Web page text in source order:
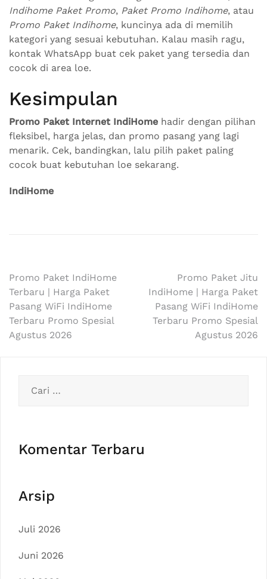
Indihome Paket Promo, Paket Promo Indihome, atau
Promo Paket Indihome, kuncinya ada di memilih
kategori yang sesuai kebutuhan. Kalau masih ragu,
kontak WhatsApp buat cek paket yang tersedia dan
cocok di area loe.
Kesimpulan
Promo Paket Internet IndiHome hadir dengan pilihan
fleksibel, harga jelas, dan promo pasang yang lagi
menarik. Cek, bandingkan, lalu pilih paket paling
cocok buat kebutuhan loe sekarang.
IndiHome
Navigasi
pos
Promo Paket IndiHome
Terbaru | Harga Paket
Pasang WiFi IndiHome
Terbaru Promo Spesial
Agustus 2026
Promo Paket Jitu
IndiHome | Harga Paket
Pasang WiFi IndiHome
Terbaru Promo Spesial
Agustus 2026
untuk:
Komentar Terbaru
Arsip
Juli 2026
Juni 2026